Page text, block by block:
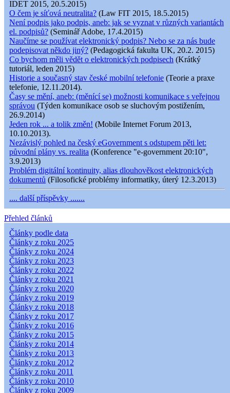
IDET 2015, 20.5.2015)
O čem je síťová neutralita? (Law FIT 2015, 18.5.2015)
Není podpis jako podpis, aneb: jak se vyznat v různých variantách
el. podpisů? (Seminář Adobe, 17.4.2015)
Naučíme se používat elektronický podpis? Nebo se za nás bude
podepisovat někdo jiný? (Pedagogická fakulta UK, 20.2. 2015)
Co bychom měli vědět o elektronických podpisech (Krátký
tutoriál, leden 2015)
Historie a současný stav české mobilní telefonie (Teorie a praxe
telefonie, 12.11.2014).
Časy se mění, aneb: (měnící se) možnosti komunikace s veřejnou
správou (Týden komunikace osob se sluchovým postižením,
26.9.2014)
Jeden rok ... a tolik změn! (Mobile Internet Forum 2013,
10.10.2013).
Nezávislý pohled na český eGovernment s odstupem pěti let:
původní plány vs. realita (Konference "e-government 20:10",
3.9.2013)
Problém digitální kontinuity, alias dlouhověkost elektronických
dokumentů (Filosofické problémy informatiky, úterý 12.3.2013)
.... další příspěvky .......
Přehled článků
Články podle data
Články z roku 2025
Články z roku 2024
Články z roku 2023
Články z roku 2022
Články z roku 2021
Články z roku 2020
Články z roku 2019
Články z roku 2018
Články z roku 2017
Články z roku 2016
Články z roku 2015
Články z roku 2014
Články z roku 2013
Články z roku 2012
Články z roku 2011
Články z roku 2010
Články z roku 2009